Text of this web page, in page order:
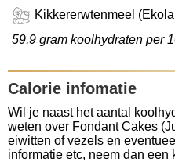
Kikkererwtenmeel
59,9 gram koolhydraten per
Calorie infomatie
Wil je naast het aantal
weten over Fondant Cakes
eiwitten of vezels en
informatie etc, neem dan een